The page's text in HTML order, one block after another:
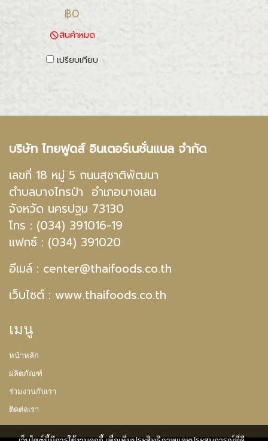
฿0
สินค้าหมด
เปรียบเทียบ
บริษัท ไทยฟูดส์ อินเตอร์เนชั่นแนล จำกัด
เลขที่ 18 หมู่ 5 ถนนสุชาติพัฒนา
ตำบลบางไทรป่า อำเภอบางเลน
จังหวัด นครปฐม 73130
โทร : (034) 391016-19
แฟกซ์ : (034) 391020
อีเมล์ : center@thaifoods.co.th
เว็บไซต์ : www.thaifoods.co.th
เมนู
หน้าหลัก
ผลิตภัณฑ์
ร่วมงานกับเรา
ติดต่อเรา